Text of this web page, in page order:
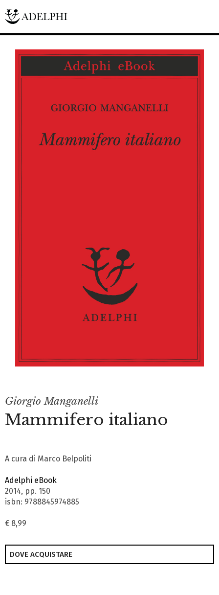
Giorgio Manganelli
Mammifero italiano
A cura di Marco Belpoliti
Adelphi eBook
2014, pp. 150
isbn: 9788845974885
€ 8,99
DOVE ACQUISTARE